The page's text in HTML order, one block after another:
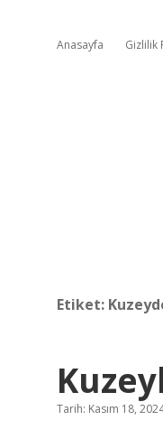
Anasayfa Gizlilik
Etiket:
Tarih: Kasım 18,